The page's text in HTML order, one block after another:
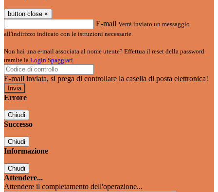
button close ×
E-mail Verrà inviato un messaggio
all'indirizzo indicato con le istruzioni necessarie.
Non hai una e-mail associata al nome utente? Effettua il reset della password
tramite la Login Spaggiari
E-mail inviata, si prega di controllare la casella di posta elettronica!
Errore
Chiudi
Successo
Chiudi
Informazione
Chiudi
Attendere...
Attendere il completamento dell'operazione...